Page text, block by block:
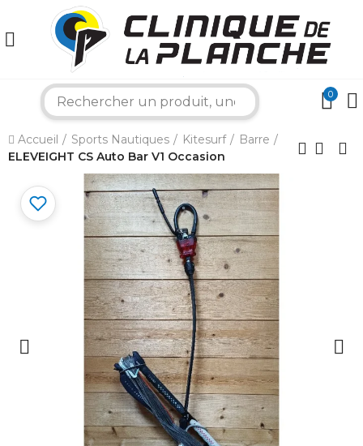
0
Accueil Sports Nautiques Kitesurf
Barre
ELEVEIGHT CS Auto Bar V1 Occasion
×
Bonjour ! Je suis votre expert nautique.
Comment puis-je vous aider aujourd'hui ?